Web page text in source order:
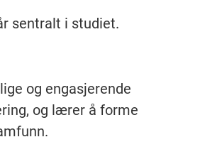
sentralt i studiet.
og engasjerende
og lærer å forme